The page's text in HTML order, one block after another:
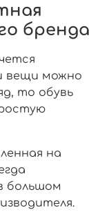
бренда
вещи можно
то обувь
на
большом